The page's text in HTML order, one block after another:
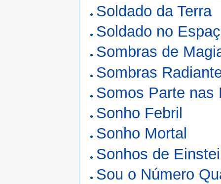
Soldado da Terra
Soldado no
Sombras de
Sombras
Somos Parte nas
Sonho Febril
Sonho Mortal
Sonhos de
Sou o Número